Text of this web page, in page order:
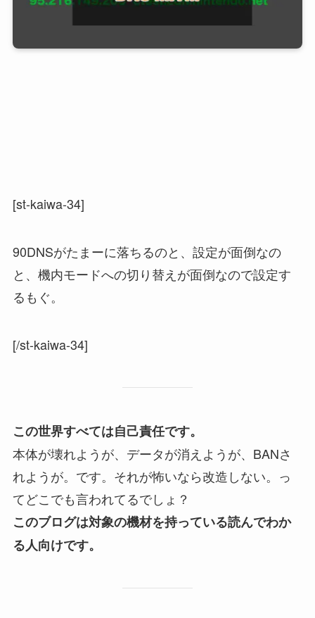
[st-kaiwa-34]
90DNSがたまーに落ちるのと、設定が面倒なの
と、機内モードへの切り替えが面倒なので設定す
るもぐ。
[/st-kaiwa-34]
この世界すべては自己責任です。
本体が壊れようが、データが消えようが、BANさ
れようが。です。それが怖いなら改造しない。っ
てどこでも言われてるでしょ？
このブログは対象の機材を持っている読んでわか
る人向けです。